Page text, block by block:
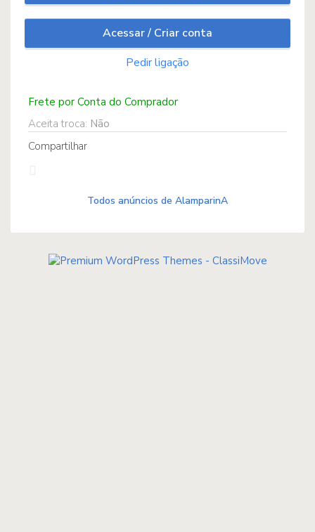
Caneca Signos – Sou de
Capricórnio
Caneca Signos – Sou de
Acessar / Criar conta
Pedir ligação
Frete por Conta do Comprador
Aceita troca: Não
Compartilhar
Todos anúncios de AlamparinA